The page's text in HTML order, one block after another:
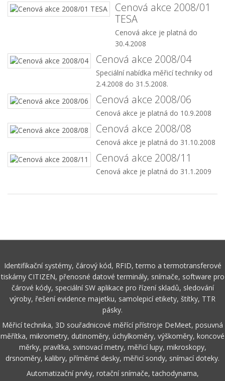
Cenová akce 2008/01
TESA
Cenová akce je platná do
30.4.2008
Cenová akce 2008/04
Speciální nabídka měřicí techniky od
2.4.2008 do 31.5.2008.
Cenová akce 2008/06
Cenová akce je platná do 10.9.2008
Cenová akce 2008/08
Cenová akce je platná do 31.10.2008
Cenová akce 2008/11
Cenová akce je platná do 31.1.2009
Identifikační systémy, čárový kód, RFID, termo a termotransferové
tiskárny CITIZEN, přenosné datové terminály, snímače, software pro
čárové kódy, speciální SW aplikace pro řízení skladů, sledování
výroby, řešení evidence majetku, samolepicí etikety, štítky, TTR
pásky.
Měřicí technika, 3D souřadnicové měřící přístroje DeMeet, posuvná
měřítka, mikrometry, dutinoměry, úchylkoměry, výškoměry, koncové
měrky, pravítka, svinovací metry, měřicí lupy, mikroskopy,
drsnoměry, kalibry, příměrné desky, měřicí sondy, snímací doteky.
Automatizační prvky, rotační snímače, tachodynama,